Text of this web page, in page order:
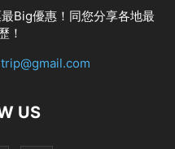
Big優惠！同您分享各地最
！
US